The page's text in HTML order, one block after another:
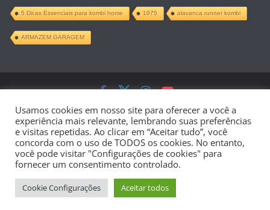
5 Dicas Essenciais para kombi home 1975 alavanca runner kombi
ARMAZEM GARAGEM
Copyright © 2026Kombi Home –
Projeto Completo PDF. Todos os direitos
reservados.
Tema:ColorMagpor ThemeGrill.
Powered byWordPress
Usamos cookies em nosso site para oferecer a você a
experiência mais relevante, lembrando suas preferências
e visitas repetidas. Ao clicar em “Aceitar tudo”, você
concorda com o uso de TODOS os cookies. No entanto,
você pode visitar "Configurações de cookies" para
fornecer um consentimento controlado.
Cookie Configurações Aceitar todos